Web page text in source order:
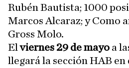
Rubén Bautista; 1000
Marcos Alcaraz; y Como
Gross Molo.
Elviernes 29 de mayo a
llegará la sección HAB